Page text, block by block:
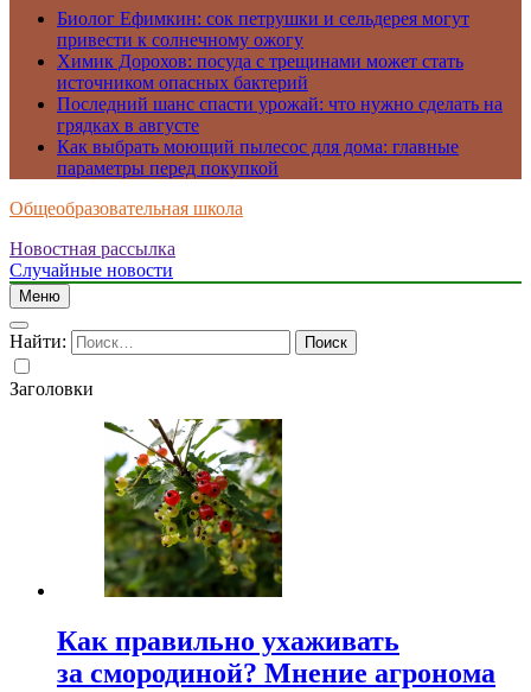
Биолог Ефимкин: сок петрушки и сельдерея могут
привести к солнечному ожогу
Химик Дорохов: посуда с трещинами может стать
источником опасных бактерий
Последний шанс спасти урожай: что нужно сделать на
грядках в августе
Как выбрать моющий пылесос для дома: главные
параметры перед покупкой
Общеобразовательная школа
Новостная рассылка
Случайные новости
Меню
Найти:
Заголовки
Как правильно ухаживать
за смородиной? Мнение агронома